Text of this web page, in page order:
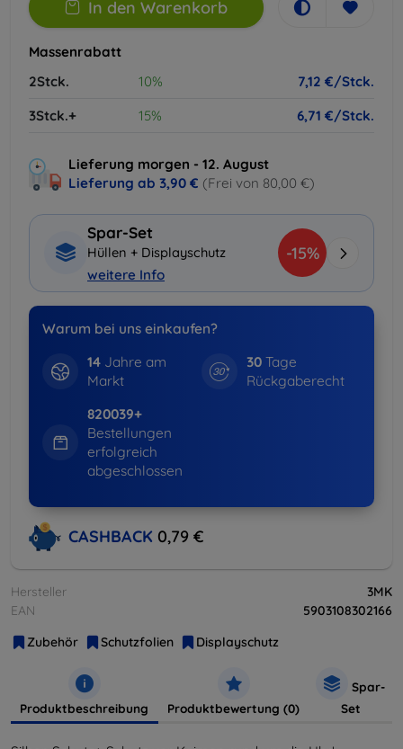
In den Warenkorb
Massenrabatt
2Stck.
10%
7,12 €/Stck.
3Stck.+
15% 6,71 €/Stck.
Lieferung morgen - 12. August
Lieferung ab 3,90 € (Frei von 80,00 €)
Spar-Set
Hüllen + Displayschutz
weitere Info
-15%
Warum bei uns einkaufen?
14Jahre am
Markt
30 Tage
Rückgaberecht
820039+
Bestellungen
erfolgreich
abgeschlossen
CASHBACK 0,79 €
Hersteller
3MK
EAN
5903108302166
Zubehör
Schutzfolien Displayschutz
Produktbeschreibung Produktbewertung (0)
Spar-
Set